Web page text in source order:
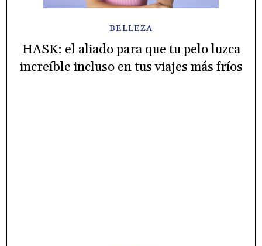
BELLEZA
HASK: el aliado para que tu pelo luzca
increíble incluso en tus viajes más fríos